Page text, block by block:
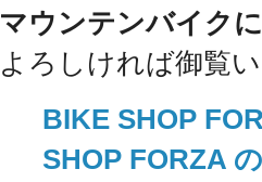
マウンテンバイク
よろしければ御覧
BIKE SHOP
SHOP FORZA